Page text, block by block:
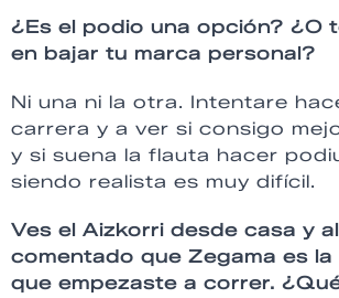
¿Es el podio una opción? ¿O
en bajar tu marca personal?
Ni una ni la otra. Intentare
carrera y a ver si consigo
y si suena la flauta hacer
siendo realista es muy difícil.
Ves el Aizkorri desde casa y
comentado que Zegama es
que empezaste a correr.